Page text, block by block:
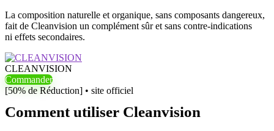
La composition naturelle et organique, sans composants dangereux,
fait de Cleanvision un complément sûr et sans contre-indications
ni effets secondaires.
CLEANVISION
Commander
[50% de Réduction] • site officiel
Comment utiliser Cleanvision